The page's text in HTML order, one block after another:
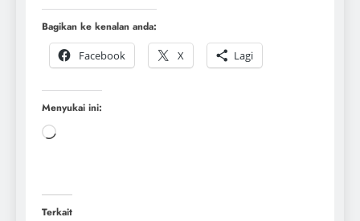
Bagikan ke kenalan anda:
Facebook
X Lagi
Menyukai ini:
Terkait